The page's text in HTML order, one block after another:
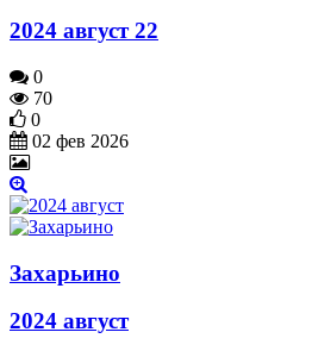
2024 август 22
0
70
0
02 фев 2026
Захарьино
2024 август